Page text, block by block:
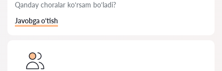
Qanday choralar ko‘rsam bo‘ladi?
Javobga o‘tish